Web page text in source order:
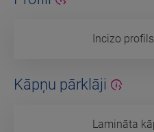
Incizo profils
Kāpņu pārklāji
Lamināta